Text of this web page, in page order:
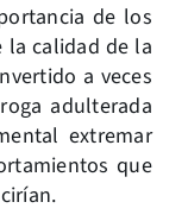
de los
la calidad de la
a veces
adulterada
extremar
que